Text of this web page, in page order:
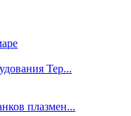
Тер...
плазмен...